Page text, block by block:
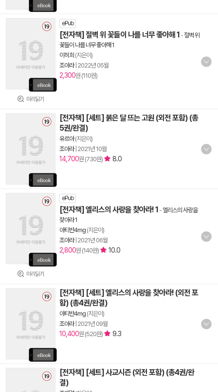
미리읽기
ePub
[전자책] 절벽 위 꽃들이 나를 너무 좋아해 1 -절벽 위
꽃들이 나를 너무 좋아해 1
이히희 (지은이)
조아라| 2022년 05월
2,300원 (110원)
[전자책] [세트] 붉은 달 뜨는 고원 (외전 포함) (총
5권/완결)
유르아(지은이)
조아라| 2021년 10월
14,700원 (730원) 8.0
미리읽기
ePub
[전자책] 엘리스의 사랑을 찾아라! 1 - 엘리스의 사랑을
찾아라 1
아티반4mg (지은이)
조아라| 2021년 06월
2,800원 (140원) 10.0
[전자책] [세트] 엘리스의 사랑을 찾아라! (외전 포
함) (총4권/완결)
아티반4mg (지은이)
조아라| 2021년 09월
10,400원 (520원) 9.3
[전자책] [세트] 사교시즌 (외전 포함) (총4권/완
결)